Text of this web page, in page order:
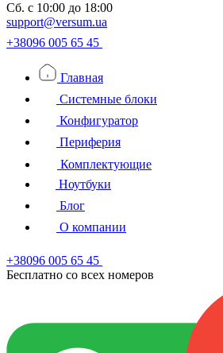
Сб. с 10:00 до 18:00
support@versum.ua
+38096 005 65 45
Главная
Системные блоки
Конфигуратор
Периферия
Комплектующие
Ноутбуки
Блог
О компании
+38096 005 65 45
Бесплатно со всех номеров